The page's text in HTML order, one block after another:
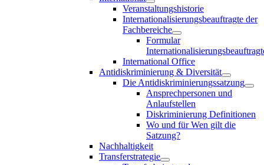
Veranstaltungshistorie
Internationalisierungsbeauftragte der
Fachbereiche
Formular
International Office
Antidiskriminierung & Diversität
Die Antidiskriminierungssatzung
Ansprechpersonen und
Anlaufstellen
Diskriminierung Definitionen
Wo und für Wen gilt die
Satzung?
Nachhaltigkeit
Transferstrategie